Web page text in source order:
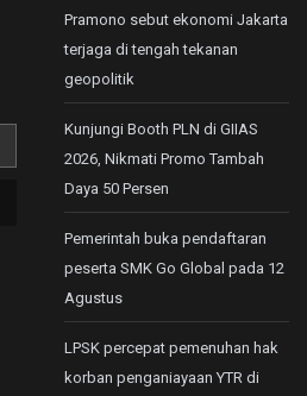
Pramono sebut ekonomi Jakarta
terjaga di tengah tekanan
geopolitik
Kunjungi Booth PLN di GIIAS
2026, Nikmati Promo Tambah
Daya 50 Persen
Pemerintah buka pendaftaran
peserta SMK Go Global pada 12
Agustus
LPSK percepat pemenuhan hak
korban penganiayaan YTR di